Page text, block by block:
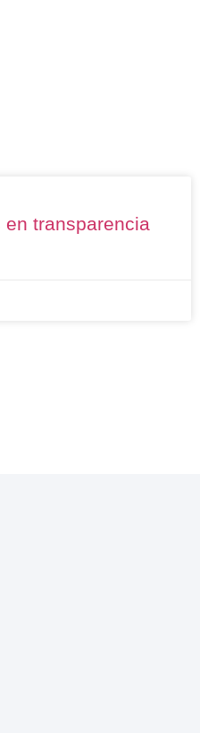
transparencia